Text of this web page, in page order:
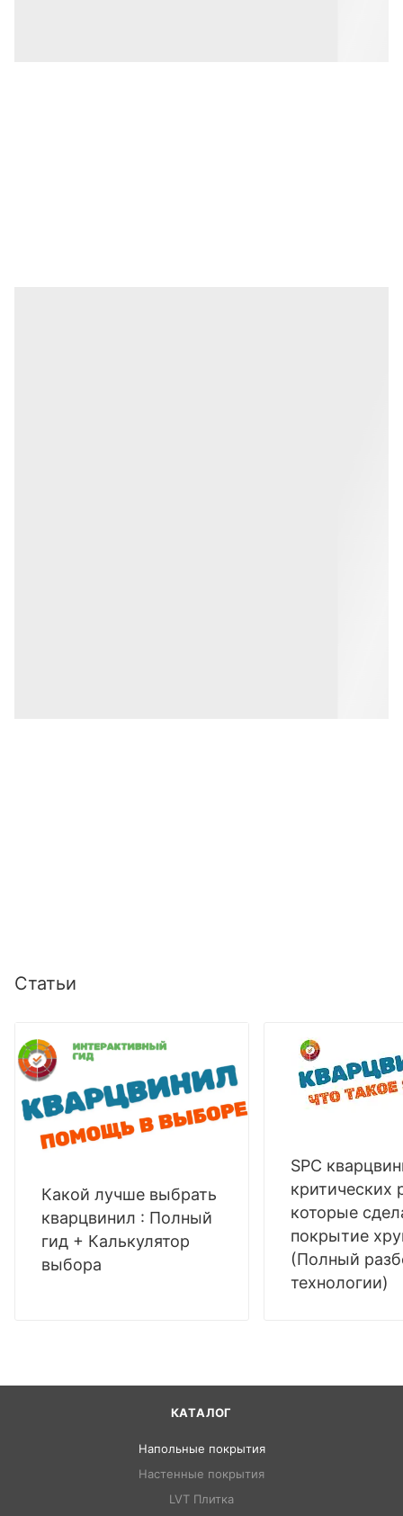
Статьи
Какой лучше выбрать
кварцвинил : Полный
гид + Калькулятор
выбора
SPC
критических
которые
покрытие
(Полный
технологии)
КАТАЛОГ
Напольные покрытия
Настенные покрытия
LVT Плитка